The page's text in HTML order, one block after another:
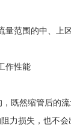
量范围的中、上
作性能
既然缩管后的
力损失，也不